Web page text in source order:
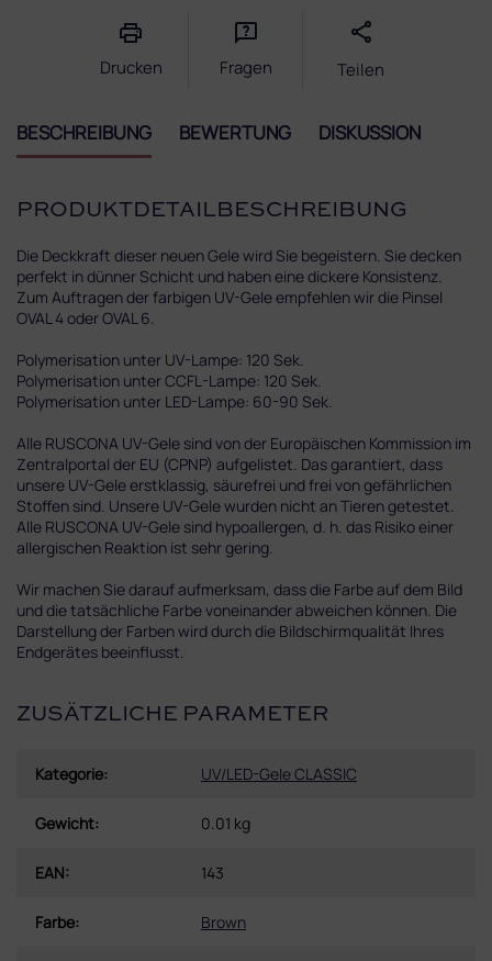
Drucken Fragen Teilen
BESCHREIBUNG BEWERTUNG DISKUSSION
PRODUKTDETAILBESCHREIBUNG
Die Deckkraft dieser neuen Gele wird Sie begeistern. Sie decken
perfekt in dünner Schicht und haben eine dickere Konsistenz.
Zum Auftragen der farbigen UV-Gele empfehlen wir die Pinsel
OVAL 4 oder OVAL 6.
Polymerisation unter UV-Lampe: 120 Sek.
Polymerisation unter CCFL-Lampe: 120 Sek.
Polymerisation unter LED-Lampe: 60-90 Sek.
Alle RUSCONA UV-Gele sind von der Europäischen Kommission im
Zentralportal der EU (CPNP) aufgelistet. Das garantiert, dass
unsere UV-Gele erstklassig, säurefrei und frei von gefährlichen
Stoffen sind. Unsere UV-Gele wurden nicht an Tieren getestet.
Alle RUSCONA UV-Gele sind hypoallergen, d. h. das Risiko einer
allergischen Reaktion ist sehr gering.
Wir machen Sie darauf aufmerksam, dass die Farbe auf dem Bild
und die tatsächliche Farbe voneinander abweichen können. Die
Darstellung der Farben wird durch die Bildschirmqualität Ihres
Endgerätes beeinflusst.
ZUSÄTZLICHE PARAMETER
Kategorie: UV/LED-Gele CLASSIC
Gewicht: 0.01 kg
EAN: 143
Farbe: Brown